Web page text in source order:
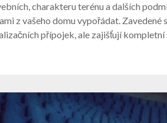
charakteru terénu a dalších
z vašeho domu vypořádat.
přípojek, ale zajišťují